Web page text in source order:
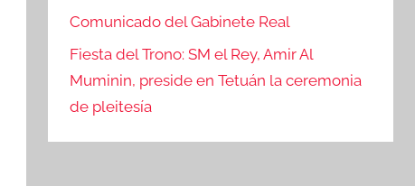
Comunicado del Gabinete Real
Fiesta del Trono: SM el Rey, Amir Al
Muminin, preside en Tetuán la ceremonia
de pleitesía